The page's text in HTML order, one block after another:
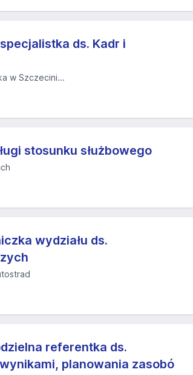
ds. Kadr i
w Szczecini...
stosunku służbowego
wydziału ds.
referentka ds.
planowania zasobó